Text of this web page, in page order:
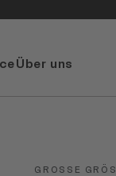
Über uns
GROSSE